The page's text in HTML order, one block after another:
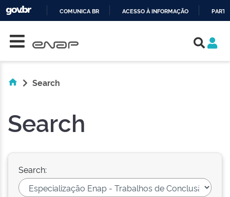
COMUNICA BR ACESSO À INFORMAÇÃO
Search
Search
Search: